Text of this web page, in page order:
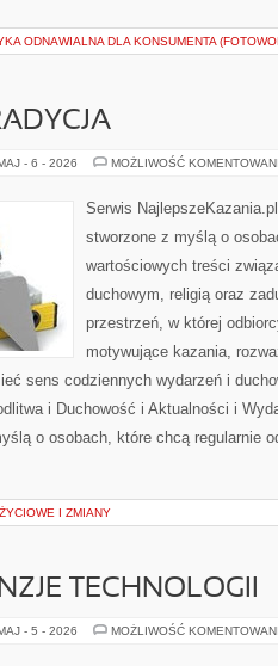
ODNAWIALNA DLA KONSUMENTA
- 6 - 2026 MOŻLIWOŚĆ
Serwis
stworzone z myślą o
wartościowych treści
duchowym, religią oraz
przestrzeń, w której
motywujące kazania,
sens codziennych wydarzeń i
i Duchowość i Aktualności i
o osobach, które chcą regularnie
I ZMIANY
TECHNOLOGII
- 5 - 2026 MOŻLIWOŚĆ